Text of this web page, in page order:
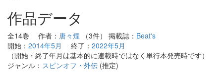
作品データ
全14巻 作者： 唐々煙 （3件） 掲載誌： Beat's
開始： 2014年5月 終了： 2022年5月
（開始・終了年月は基本的に連載時ではなく単行本発売時です）
ジャンル： スピンオフ・外伝 (推定)